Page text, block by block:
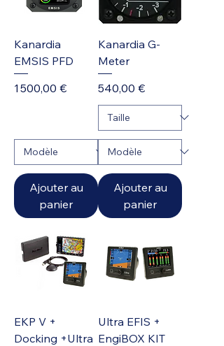
Kanardia
EMSIS PFD
Prix
1 500,00 €
Ajouter au
panier
Kanardia G-
Meter
Prix
540,00 €
Ajouter au
panier
EKP V +
Docking +Ultra
Ultra EFIS +
EngiBOX KIT